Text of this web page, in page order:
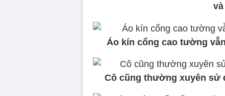
Áo kín cổng cao tường
Cô cũng thường xuyên sử